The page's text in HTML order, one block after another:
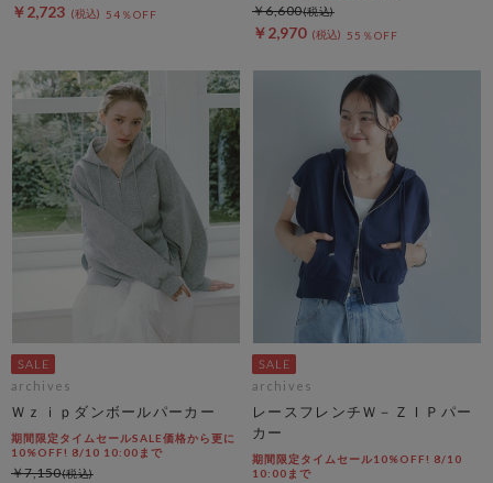
￥2,723 54％OFF
￥2,970 55％OFF
￥6,600
archives
Ｗｚｉｐダンボールパーカー
期間限定タイムセールSALE価格から更に
10%OFF! 8/10 10:00まで
￥7,150
archives
レースフレンチＷ－ＺＩＰパー
カー
期間限定タイムセール10%OFF! 8/10
10:00まで